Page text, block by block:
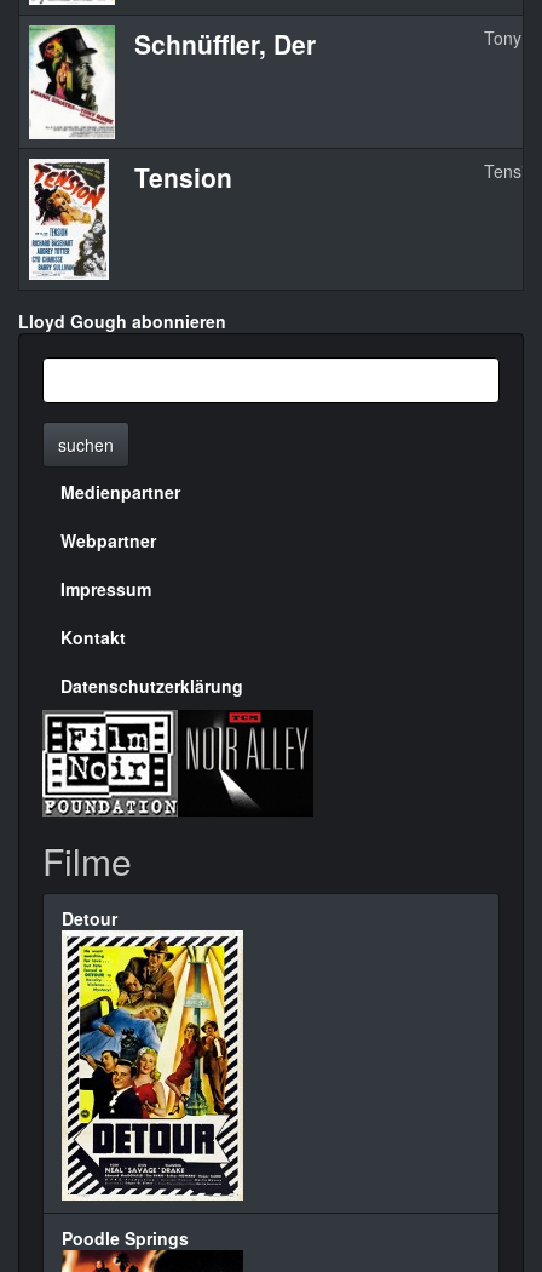
Schnüffler, Der Tony
Tension
Lloyd Gough abonnieren
suchen
Menülinks
rechte
Seite
Medienpartner
Webpartner
Impressum
Kontakt
Datenschutzerklärung
Filme
Detour
Poodle Springs